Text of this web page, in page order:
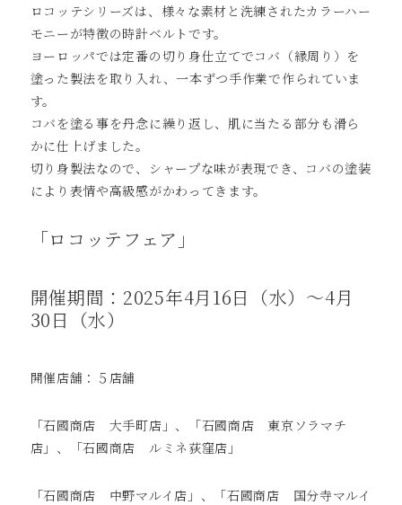
ロコッテシリーズは、様々な素材と洗練されたカラーハー
モニーが特徴の時計ベルトです。
ヨーロッパでは定番の切り⾝仕⽴てでコバ（縁周り）を
塗った製法を取り⼊れ、⼀本ずつ⼿作業で作られていま
す。
コバを塗る事を丹念に繰り返し、肌に当たる部分も滑ら
かに仕上げました。
切り身製法なので、シャープな味が表現でき、コバの塗装
により表情や⾼級感がかわってきます。
「ロコッテフェア」
開催期間：2025年4月16日（水）～4月
30日（水）
開催店舗：５店舗
「石國商店 大手町店」、「石國商店 東京ソラマチ
店」、「石國商店 ルミネ荻窪店」
「石國商店 中野マルイ店」、「石國商店 国分寺マルイ